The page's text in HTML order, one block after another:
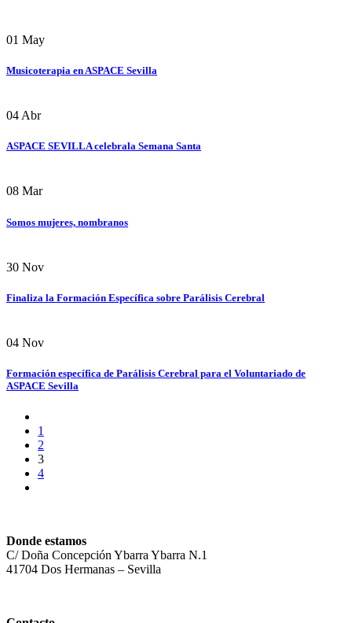
01 May
Musicoterapia en ASPACE Sevilla
04 Abr
ASPACE SEVILLA celebrala Semana Santa
08 Mar
Somos mujeres, nombranos
30 Nov
Finaliza la Formación Específica sobre Parálisis Cerebral
04 Nov
Formación específica de Parálisis Cerebral para el Voluntariado de
ASPACE Sevilla
1
2
3
4
Donde estamos
C/ Doña Concepción Ybarra Ybarra N.1
41704 Dos Hermanas – Sevilla